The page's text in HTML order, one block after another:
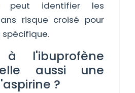
peut identifier les
risque croisé pour
à l'ibuprofène
elle aussi une
?